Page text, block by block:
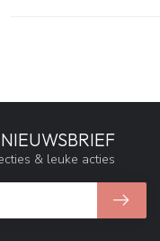
& leuke acties